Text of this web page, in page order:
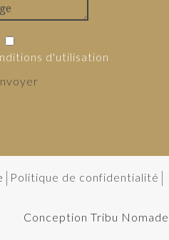
d'utilisation
Politique de confidentialité
Conception Tribu Nomade